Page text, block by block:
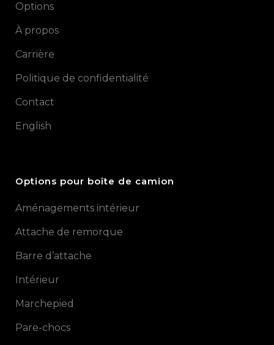
Options
À propos
Carrière
Politique de confidentialité
Contact
English
Options pour boîte de camion
Aménagements intérieur
Attache de remorque
Barre d’attache
Intérieur
Marchepied
Pare-chocs